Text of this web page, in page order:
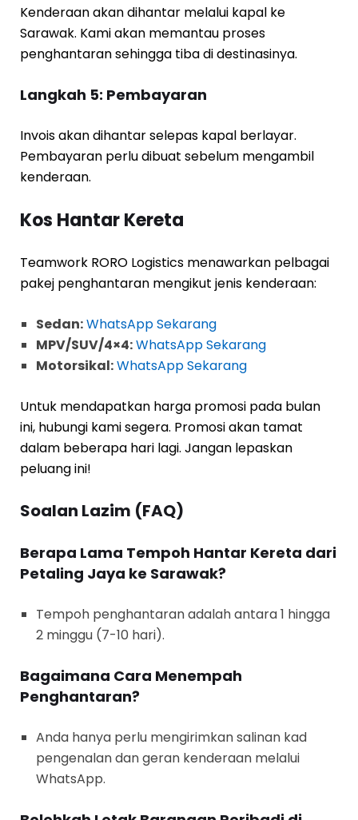
Kenderaan akan dihantar melalui kapal ke
Sarawak. Kami akan memantau proses
penghantaran sehingga tiba di destinasinya.
Langkah 5: Pembayaran
Invois akan dihantar selepas kapal berlayar.
Pembayaran perlu dibuat sebelum mengambil
kenderaan.
Kos Hantar Kereta
Teamwork RORO Logistics menawarkan pelbagai
pakej penghantaran mengikut jenis kenderaan:
Sedan:WhatsApp Sekarang
MPV/SUV/4×4:WhatsApp Sekarang
Motorsikal:WhatsApp Sekarang
Untuk mendapatkan harga promosi pada bulan
ini, hubungi kami segera. Promosi akan tamat
dalam beberapa hari lagi. Jangan lepaskan
peluang ini!
Soalan Lazim (FAQ)
Berapa Lama Tempoh Hantar Kereta dari
Petaling Jaya ke Sarawak?
Tempoh penghantaran adalah antara 1 hingga
2 minggu (7-10 hari).
Bagaimana Cara Menempah
Penghantaran?
Anda hanya perlu mengirimkan salinan kad
pengenalan dan geran kenderaan melalui
WhatsApp.